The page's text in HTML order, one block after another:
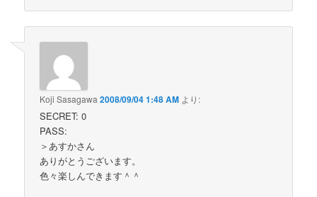
Koji Sasagawa 2008/09/04 1:48 AM より:
SECRET: 0
PASS:
＞あすかさん
ありがとうございます。
色々楽しんできます＾＾